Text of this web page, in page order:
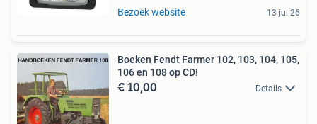
Bezoek website 13 jul 26
Boeken Fendt Farmer 102, 103, 104, 105,
106 en 108 op CD!
€ 10,00 Details